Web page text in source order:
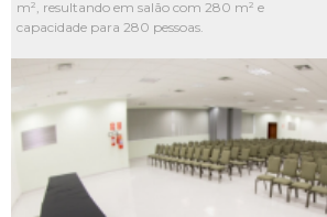
m², resultando em salão com 280 m² e
capacidade para 280 pessoas.
L3
L4